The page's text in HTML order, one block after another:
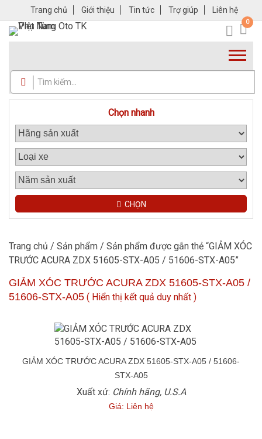
Trang chủ Giới thiệu Tin tức Trợ giúp Liên hệ
0
Chọn nhanh
CHỌN
Trang chủ / Sản phẩm / Sản phẩm được gắn thẻ “GIẢM XÓC
TRƯỚC ACURA ZDX 51605-STX-A05 / 51606-STX-A05”
GIẢM XÓC TRƯỚC ACURA ZDX 51605-STX-A05 /
51606-STX-A05 ( Hiển thị kết quả duy nhất )
GIẢM XÓC TRƯỚC ACURA ZDX 51605-STX-A05 / 51606-
STX-A05
Xuất xứ: Chính hãng, U.S.A
Giá: Liên hệ